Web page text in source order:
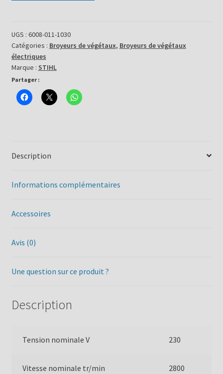
végétaux
électrique
-
GHE
250
UGS : 6008-011-1030
Catégories : Broyeurs de végétaux, Broyeurs de végétaux
électriques
Marque : STIHL
Partager :
Description
Informations complémentaires
Accessoires
Avis (0)
Une question sur ce produit ?
Description
Tension nominale V 230
Vitesse nominale tr/min 2800